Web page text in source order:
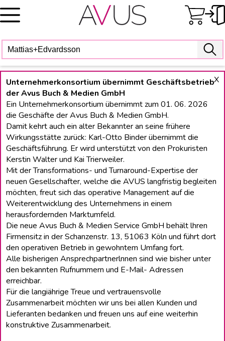
Skip
to
X
Unternehmerkonsortium übernimmt Geschäftsbetrieb
der Avus Buch & Medien GmbH
Ein Unternehmerkonsortium übernimmt zum 01. 06. 2026
die Geschäfte der Avus Buch & Medien GmbH.
Damit kehrt auch ein alter Bekannter an seine frühere
Wirkungsstätte zurück: Karl-Otto Binder übernimmt die
Geschäftsführung. Er wird unterstützt von den Prokuristen
Kerstin Walter und Kai Trierweiler.
Mit der Transformations- und Turnaround-Expertise der
neuen Gesellschafter, welche die AVUS langfristig begleiten
möchten, freut sich das operative Management auf die
Weiterentwicklung des Unternehmens in einem
herausfordernden Marktumfeld.
Die neue Avus Buch & Medien Service GmbH behält lhren
Firmensitz in der Schanzenstr. 13, 51063 Köln und führt dort
den operativen Betrieb in gewohntem Umfang fort.
Alle bisherigen Ansprechpartnerlnnen sind wie bisher unter
den bekannten Rufnummern und E-Mail- Adressen
erreichbar.
Für die langiährige Treue und vertrauensvolle
Zusammenarbeit möchten wir uns bei allen Kunden und
Lieferanten bedanken und freuen uns auf eine weiterhin
konstruktive Zusammenarbeit.